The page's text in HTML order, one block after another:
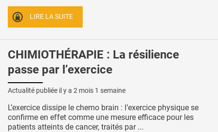
LIRE LA SUITE
CHIMIOTHÉRAPIE : La résilience
passe par l’exercice
Actualité publiée il y a 2 mois 1 semaine
L’exercice dissipe le chemo brain : l’exercice physique se
confirme en effet comme une mesure efficace pour les
patients atteints de cancer, traités par ...